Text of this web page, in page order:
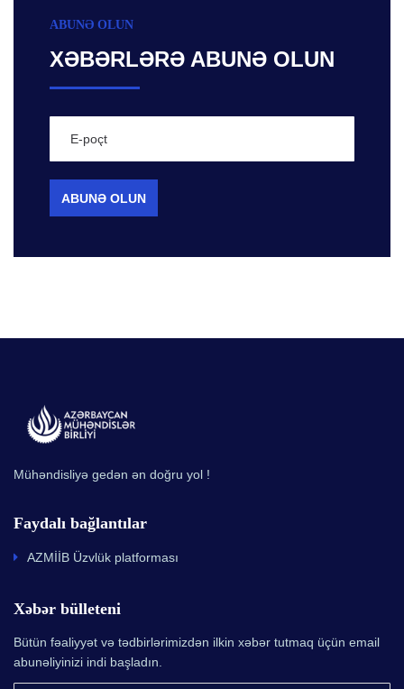
ABUNƏ OLUN
XƏBƏRLƏRƏ ABUNƏ OLUN
Mühəndisliyə gedən ən doğru yol !
Faydalı bağlantılar
AZMİİB Üzvlük platforması
Xəbər bülleteni
Bütün fəaliyyət və tədbirlərimizdən ilkin xəbər tutmaq üçün email
abunəliyinizi indi başladın.